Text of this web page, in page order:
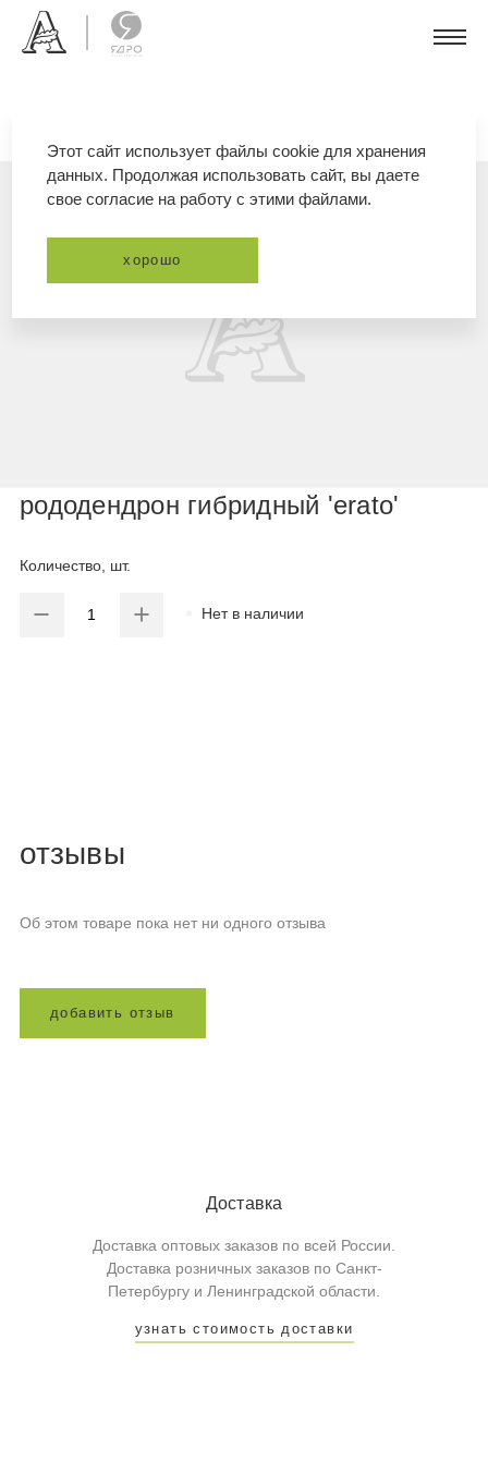
рододендрон гибридный 'erato'
Количество, шт.
Нет в наличии
отзывы
Об этом товаре пока нет ни одного отзыва
добавит ь отз ыв
Доставка
Доставка оптовых заказов по всей России.
Доставка розничных заказов по Санкт-
Петербургу и Ленинградской области.
узнать стоимость доставки
Этот сайт использует файлы cookie для хранения
данных. Продолжая использовать сайт, вы даете
свое согласие на работу с этими файлами.
хорошо